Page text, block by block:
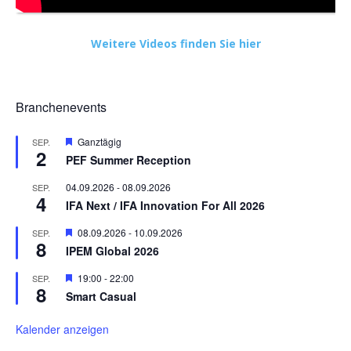
Weitere Videos finden Sie hier
Branchenevents
SEP.
2
Hervorgehoben
Ganztägig
PEF Summer Reception
SEP.
4
04.09.2026 -08.09.2026
IFA Next / IFA Innovation For All 2026
SEP.
8
Hervorgehoben
08.09.2026 - 10.09.2026
IPEM Global 2026
SEP.
8
Hervorgehoben
19:00 -22:00
Smart Casual
Kalender anzeigen